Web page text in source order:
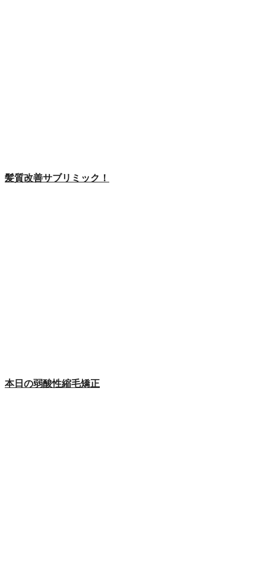
髪質改善サブリミック！
本日の弱酸性縮毛矯正